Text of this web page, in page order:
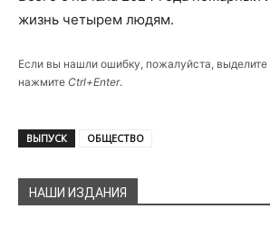
жизнь четырем людям.
Если вы нашли ошибку, пожалуйста, выделите
нажмите Ctrl+Enter.
ВЫПУСК ОБЩЕСТВО
НАШИ ИЗДАНИЯ